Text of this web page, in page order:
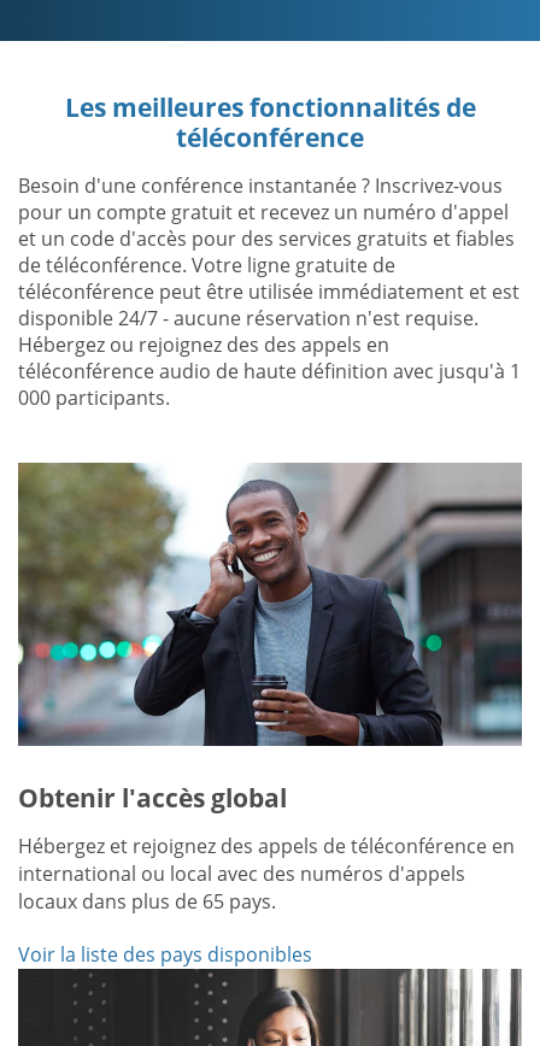
Les meilleures fonctionnalités de
téléconférence
Besoin d'une conférence instantanée ? Inscrivez-vous
pour un compte gratuit et recevez un numéro d'appel
et un code d'accès pour des services gratuits et fiables
de téléconférence. Votre ligne gratuite de
téléconférence peut être utilisée immédiatement et est
disponible 24/7 - aucune réservation n'est requise.
Hébergez ou rejoignez des des appels en
téléconférence audio de haute définition avec jusqu'à 1
000 participants.
Obtenir l'accès global
Hébergez et rejoignez des appels de téléconférence en
international ou local avec des numéros d'appels
locaux dans plus de 65 pays.
Voir la liste des pays disponibles